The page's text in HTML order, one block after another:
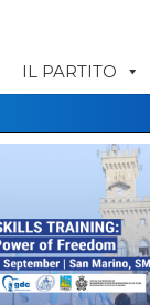
IL PARTITO